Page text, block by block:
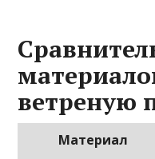
ветреную
Материал